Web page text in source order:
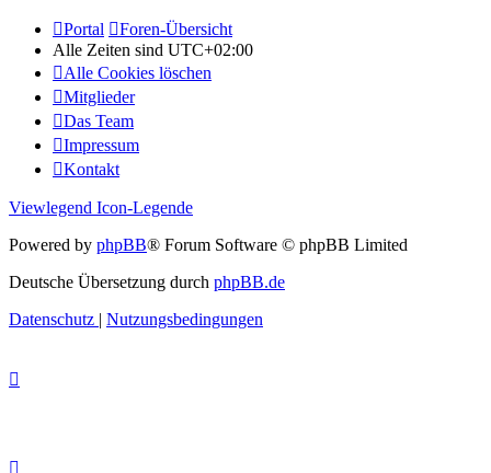
Portal
Foren-Übersicht
Alle Zeiten sind UTC+02:00
Alle Cookies löschen
Mitglieder
Das Team
Impressum
Kontakt
Viewlegend Icon-Legende
Powered by phpBB® Forum Software © phpBB Limited
Deutsche Übersetzung durch phpBB.de
Datenschutz | Nutzungsbedingungen